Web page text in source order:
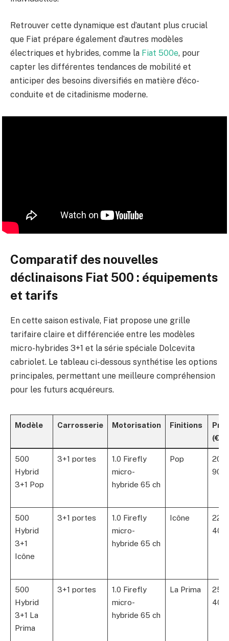
Retrouver cette dynamique est d’autant plus crucial
que Fiat prépare également d’autres modèles
électriques et hybrides, comme la Fiat 500e, pour
capter les différentes tendances de mobilité et
anticiper des besoins diversifiés en matière d’éco-
conduite et de citadinisme moderne.
Comparatif des nouvelles
déclinaisons Fiat 500 : équipements
et tarifs
En cette saison estivale, Fiat propose une grille
tarifaire claire et différenciée entre les modèles
micro-hybrides 3+1 et la série spéciale Dolcevita
cabriolet. Le tableau ci-dessous synthétise les options
principales, permettant une meilleure compréhension
pour les futurs acquéreurs.
Modèle Carrosserie Motorisation Finitions
Prix
(€)
500
Hybrid
3+1 Pop
3+1 portes
1.0 Firefly
micro-
hybride 65 ch
Pop
20
900
500
Hybrid
3+1
Icône
3+1 portes
1.0 Firefly
micro-
hybride 65 ch
Icône
22
400
500
Hybrid
3+1 La
Prima
3+1 portes
1.0 Firefly
micro-
hybride 65 ch
La Prima
25
400